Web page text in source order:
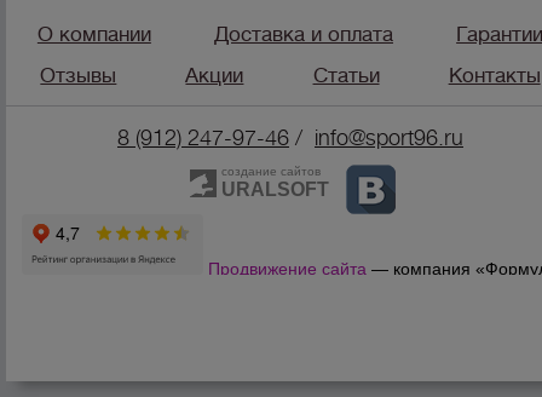
О компании Доставка и оплата
Отзывы
Акции Статьи Контакты
8 (912) 247-97-46 / info@sport96.ru
создание сайтов
URALSOFT
Продвижение сайта — компания